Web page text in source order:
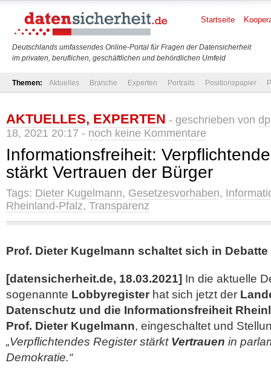
Deutschlands umfassendes Online-Portal für Fragen der Datensicherheit
im privaten, beruflichen, geschäftlichen und behördlichen Umfeld
Startseite
Themen: Aktuelles Branche Experten Portraits Positionspapier
AKTUELLES, EXPERTEN - geschrieben von dp
18, 2021 20:17 - noch keine Kommentare
Informationsfreiheit:
stärkt Vertrauen der Bürger
Tags: Dieter Kugelmann, Gesetzesvorhaben,
Rheinland-Pfalz, Transparenz
Prof. Dieter Kugelmann schaltet sich in
[datensicherheit.de, 18.03.2021] In die aktuelle
sogenannte Lobbyregister hat sich jetzt der
Datenschutz und die Informationsfreiheit
Prof. Dieter Kugelmann, eingeschaltet und
„Verpflichtendes Register stärkt Vertrauen in
Demokratie.“